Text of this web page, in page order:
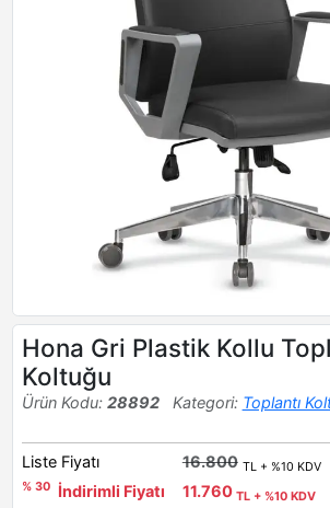
Hona Gri Plastik Kollu
Koltuğu
Ürün Kodu: 28892 Kategori: Toplantı
Liste Fiyatı 16.800 TL + %10 KDV
% 30
İndirimli Fiyatı 11.760 TL + %10 KDV